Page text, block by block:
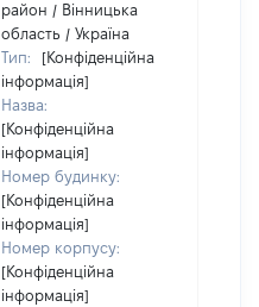
район / Вінницька
область / Україна
Тип:
[Конфіденційна
інформація]
Назва:
[Конфіденційна
інформація]
Номер будинку:
[Конфіденційна
інформація]
Номер корпусу:
[Конфіденційна
інформація]